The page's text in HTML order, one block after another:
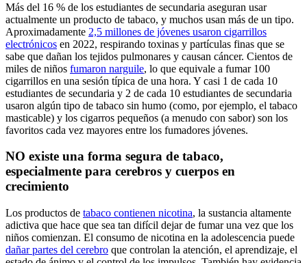
Más del 16 % de los estudiantes de secundaria aseguran usar
actualmente un producto de tabaco, y muchos usan más de un tipo.
Aproximadamente 2,5 millones de jóvenes usaron cigarrillos
electrónicos en 2022, respirando toxinas y partículas finas que se
sabe que dañan los tejidos pulmonares y causan cáncer. Cientos de
miles de niños fumaron narguile, lo que equivale a fumar 100
cigarrillos en una sesión típica de una hora. Y casi 1 de cada 10
estudiantes de secundaria y 2 de cada 10 estudiantes de secundaria
usaron algún tipo de tabaco sin humo (como, por ejemplo, el tabaco
masticable) y los cigarros pequeños (a menudo con sabor) son los
favoritos cada vez mayores entre los fumadores jóvenes.
NO existe una forma segura de tabaco,
especialmente para cerebros y cuerpos en
crecimiento
Los productos de tabaco contienen nicotina, la sustancia altamente
adictiva que hace que sea tan difícil dejar de fumar una vez que los
niños comienzan. El consumo de nicotina en la adolescencia puede
dañar partes del cerebro que controlan la atención, el aprendizaje, el